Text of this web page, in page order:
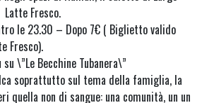
Fresco.
le 23.30 – Dopo 7€ ( Biglietto valido
Fresco).
\”Le Becchine Tubanera\”
soprattutto sul tema della famiglia, la
quella non di sangue: una comunità, un un